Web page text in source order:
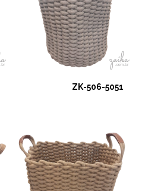
ZK-506-5051